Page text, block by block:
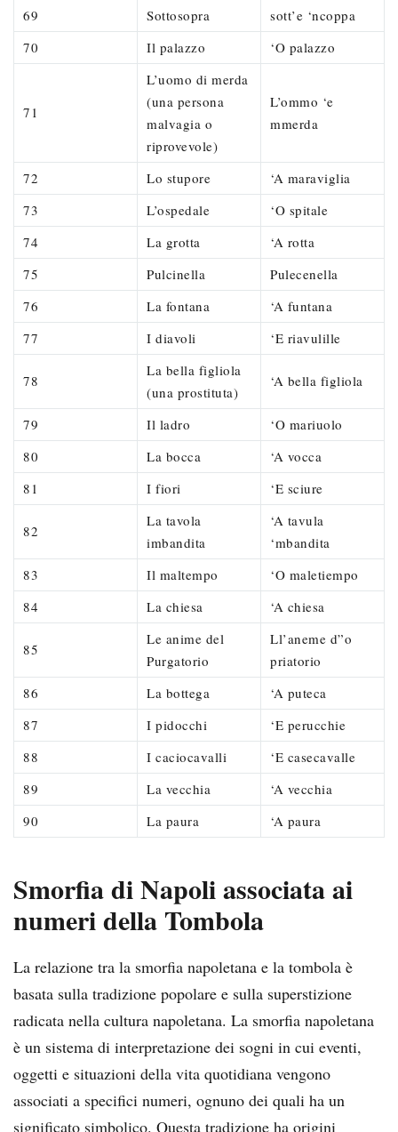
69 Sottosopra
sott’e ‘ncoppa
70
Il palazzo ‘O palazzo
71
L’uomo di merda
(una persona
malvagia o
riprovevole)
L’ommo ‘e
mmerda
72 Lo stupore
‘A maraviglia
73
L’ospedale
‘O spitale
74
La grotta
‘A rotta
75
Pulcinella
Pulecenella
76
La fontana
‘A funtana
77
I diavoli ‘E riavulille
78
La bella figliola
(una prostituta)
‘A bella figliola
79 Il ladro
‘O mariuolo
80
La bocca
‘A vocca
81
I fiori ‘E sciure
82
La tavola
imbandita
‘A tavula
‘mbandita
83
Il maltempo
‘O maletiempo
84
La chiesa ‘A chiesa
85
Le anime del
Purgatorio
Ll’aneme d”o
priatorio
86
La bottega
‘A puteca
87
I pidocchi
‘E perucchie
88
I caciocavalli
‘E casecavalle
89
La vecchia
‘A vecchia
90
La paura ‘A paura
Smorfia di Napoli associata ai
numeri della Tombola
La relazione tra la smorfia napoletana e la tombola è
basata sulla tradizione popolare e sulla superstizione
radicata nella cultura napoletana. La smorfia napoletana
è un sistema di interpretazione dei sogni in cui eventi,
oggetti e situazioni della vita quotidiana vengono
associati a specifici numeri, ognuno dei quali ha un
significato simbolico. Questa tradizione ha origini